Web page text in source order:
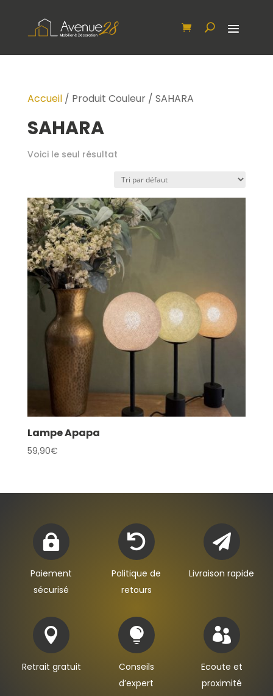
Accueil/ Produit Couleur / SAHARA
SAHARA
Voici le seul résultat
Lampe Apapa
59,90€

Paiement
sécurisé

Politique de
retours

Livraison rapide

Retrait gratuit

Conseils
d’expert

Ecoute et
proximité